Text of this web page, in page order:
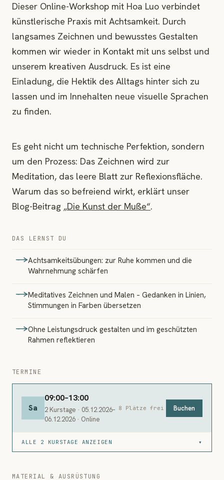
Dieser Online-Workshop mit Hoa Luo verbindet
künstlerische Praxis mit Achtsamkeit. Durch
langsames Zeichnen und bewusstes Gestalten
kommen wir wieder in Kontakt mit uns selbst und
unserem kreativen Ausdruck. Es ist eine
Einladung, die Hektik des Alltags hinter sich zu
lassen und im Innehalten neue visuelle Sprachen
zu finden.
Es geht nicht um technische Perfektion, sondern
um den Prozess: Das Zeichnen wird zur
Meditation, das leere Blatt zur Reflexionsfläche.
Warum das so befreiend wirkt, erklärt unser
Blog-Beitrag „Die Kunst der Muße“.
DAS LERNST DU
Achtsamkeitsübungen: zur Ruhe kommen und die
Wahrnehmung schärfen
Meditatives Zeichnen und Malen – Gedanken in Linien,
Stimmungen in Farben übersetzen
Ohne Leistungsdruck gestalten und im geschützten
Rahmen reflektieren
TERMINE
Sa
09:00–13:00
2 Kurstage · 05.12.2026–
06.12.2026 · Online
8 Plätze frei Buchen
ALLE 2 KURSTAGE ANZEIGEN ▾
MATERIAL & AUSRÜSTUNG